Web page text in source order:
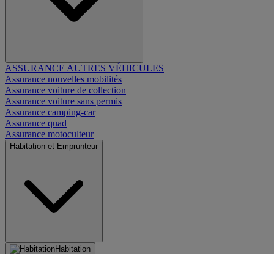
ASSURANCE AUTRES VÉHICULES
Assurance nouvelles mobilités
Assurance voiture de collection
Assurance voiture sans permis
Assurance camping-car
Assurance quad
Assurance motoculteur
Habitation et Emprunteur
Habitation